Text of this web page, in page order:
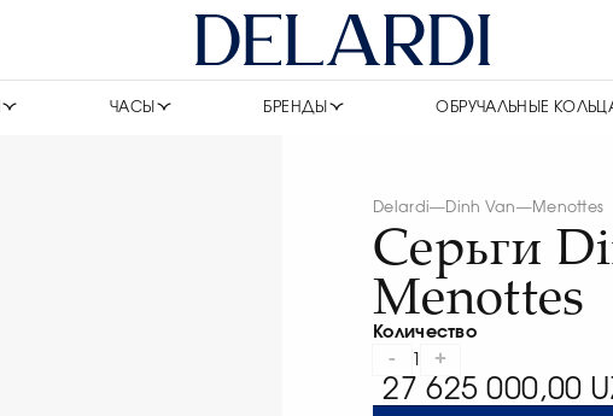
ЧАСЫ БРЕНДЫ ОБРУЧАЛЬНЫЕ
Delardi—Dinh Van—Menottes
Серьги
Menottes
Количество
- +
27 625 000,00